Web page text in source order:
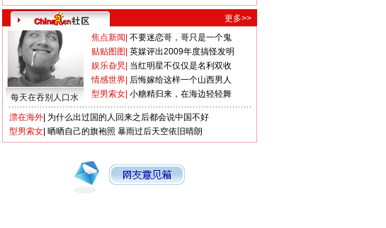
更多>>
每天在吞别人口水
焦点新闻 不要迷恋哥，哥只是一个鬼
贴贴图图 英媒评出2009年度搞怪发明
娱乐旮旯 当红明星不仅仅是名利双收
情感世界 后悔嫁给这样一个山西男人
型男索女 小糖精归来，在海边轻轻舞
漂在海外 为什么出过国的人回来之后都会说中国不好
型男索女 晒晒自己的旗袍照 暴雨过后天空依旧晴朗